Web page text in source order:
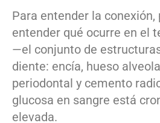
Para entender la conexión,
entender qué ocurre en el
—el conjunto de
diente: encía, hueso
periodontal y cemento
glucosa en sangre está
elevada.